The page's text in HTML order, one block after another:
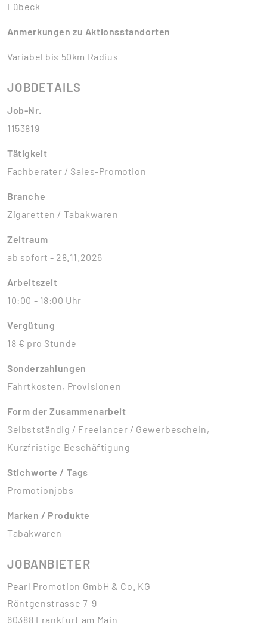
Lübeck
Anmerkungen zu Aktionsstandorten
Variabel bis 50km Radius
JOBDETAILS
Job-Nr.
1153819
Tätigkeit
Fachberater / Sales-Promotion
Branche
Zigaretten / Tabakwaren
Zeitraum
ab sofort - 28.11.2026
Arbeitszeit
10:00 - 18:00 Uhr
Vergütung
18 € pro Stunde
Sonderzahlungen
Fahrtkosten, Provisionen
Form der Zusammenarbeit
Selbstständig / Freelancer / Gewerbeschein,
Kurzfristige Beschäftigung
Stichworte / Tags
Promotionjobs
Marken / Produkte
Tabakwaren
JOBANBIETER
Pearl Promotion GmbH & Co. KG
Röntgenstrasse 7-9
60388 Frankfurt am Main